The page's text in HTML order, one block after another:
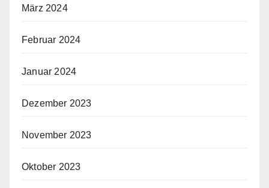
März 2024
Februar 2024
Januar 2024
Dezember 2023
November 2023
Oktober 2023